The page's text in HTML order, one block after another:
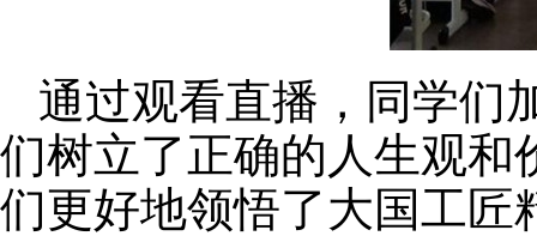
通过观看直播，同学们
们树立了正确的人生观和
们更好地领悟了大国工匠